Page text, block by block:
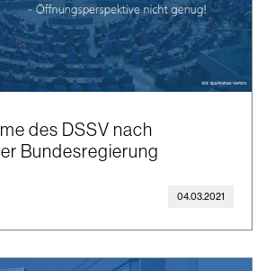
des DSSV nach
Bundesregierung
04.03.2021